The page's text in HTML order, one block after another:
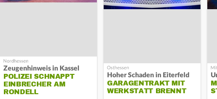
Zeugenhinweis in Kassel
POLIZEI SCHNAPPT
EINBRECHER AM
RONDELL
Hoher Schaden in Eiterfeld
GARAGENTRAKT MIT
WERKSTATT BRENNT